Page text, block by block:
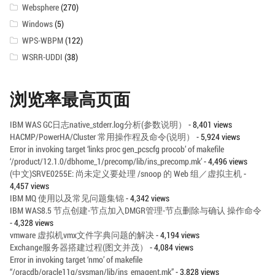
Websphere(270)
Windows(5)
WPS-WBPM(122)
WSRR-UDDI (38)
浏览率最高页面
IBM WAS GC日志native_stderr.log分析(参数说明）
- 8,401 views
HACMP/PowerHA/Cluster 常用操作程及命令(说明）
- 5,924 views
Error in invoking target ‘links proc gen_pcscfg procob’ of makefile
‘/product/12.1.0/dbhome_1/precomp/lib/ins_precomp.mk’- 4,496 views
(中文)SRVE0255E: 尚未定义要处理 /snoop 的 Web 组／虚拟主机-
4,457 views
IBM MQ 使用以及常见问题集锦- 4,342 views
IBM WAS8.5 节点创建-节点加入DMGR管理-节点删除与确认 操作命令
- 4,328 views
vmware 虚拟机vmx文件字典问题的解决- 4,194 views
Exchange服务器搭建过程(图文并茂）
- 4,084 views
Error in invoking target ‘nmo’ of makefile
“/oracdb/oracle11g/sysman/lib/ins_emagent.mk”- 3,828 views